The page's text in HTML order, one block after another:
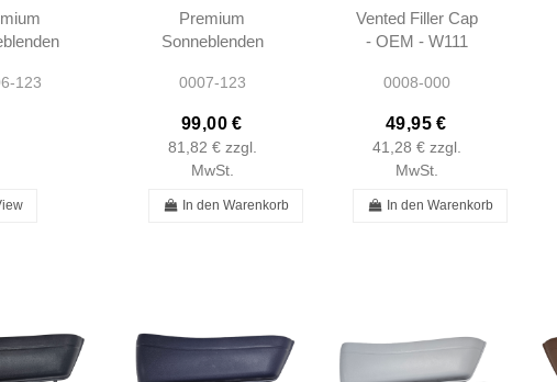
-
123
Premium
Sonneblenden
1238103710 -
0007-123
99,00 €
81,82 € zzgl.
MwSt.
In den Warenkorb
Vented Filler Cap
- OEM - W111
W121
0008-000
49,95 €
41,28 € zzgl.
MwSt.
In den Warenkorb